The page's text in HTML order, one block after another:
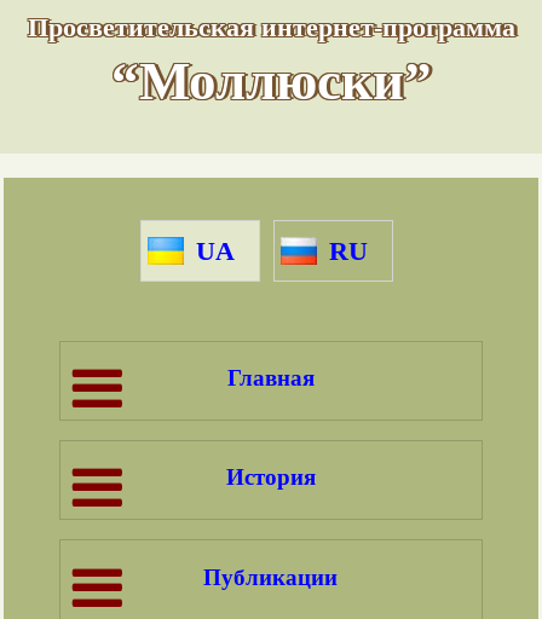
Просветительская интернет-программа
“Моллюски”
UA RU
Главная
История
Публикации